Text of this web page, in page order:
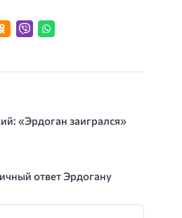
«Эрдоган заигрался»
ответ Эрдогану